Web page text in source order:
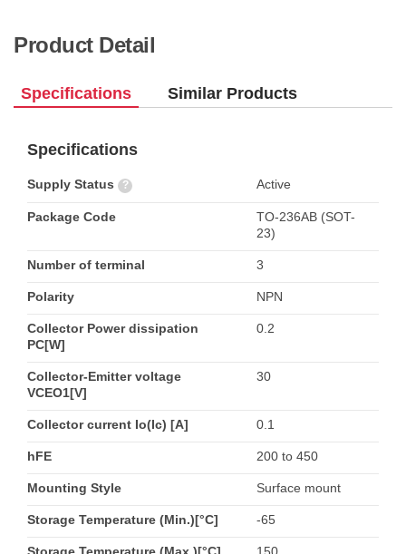
Product Detail
Specifications Similar Products
Specifications
Supply Status ? Active
Package Code
TO-236AB (SOT-
23)
Number of terminal 3
Polarity NPN
Collector Power dissipation
PC[W]
0.2
Collector-Emitter voltage
VCEO1[V]
30
Collector current Io(Ic) [A] 0.1
hFE 200 to 450
Mounting Style Surface mount
Storage Temperature (Min.)[°C] -65